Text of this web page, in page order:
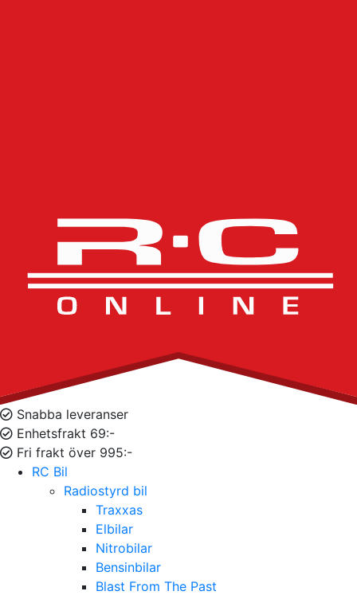
Snabba leveranser
Enhetsfrakt 69:-
Fri frakt över 995:-
RC Bil
Radiostyrd bil
Traxxas
Elbilar
Nitrobilar
Bensinbilar
Blast From The Past